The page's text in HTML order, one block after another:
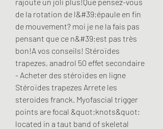
de la rotation de l&#39;épaule en fin
de mouvement? moi je ne la fais pas
pensant que ce n&#39;est pas très
bon!A vos conseils! Stéroïdes
trapezes, anadrol 50 effet secondaire
- Acheter des stéroïdes en ligne
Stéroïdes trapezes Arrete les
steroides franck. Myofascial trigger
points are focal &quot;knots&quot;
located in a taut band of skeletal